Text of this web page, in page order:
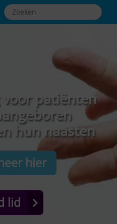
patiënten
hun naasten
hier
lid